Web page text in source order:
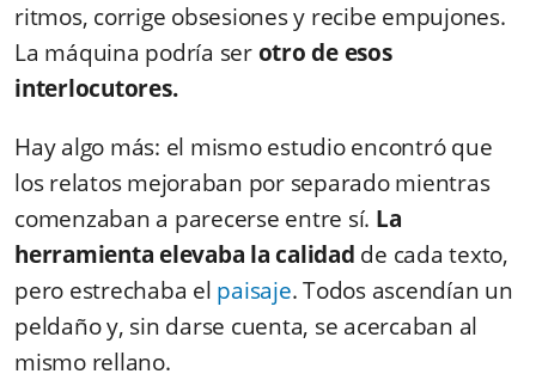
ritmos, corrige obsesiones y recibe empujones.
La máquina podría serotro de esos
interlocutores.
Hay algo más: el mismo estudio encontró que
los relatos mejoraban por separado mientras
comenzaban a parecerse entre sí. La
herramienta elevaba la calidad de cada texto,
pero estrechaba el paisaje. Todos ascendían un
peldaño y, sin darse cuenta, se acercaban al
mismo rellano.